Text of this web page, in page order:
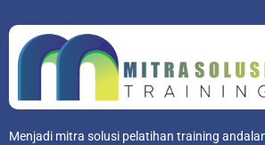
Menjadi mitra solusi pelatihan training